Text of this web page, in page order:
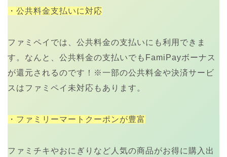
・公共料金支払いに対応
ファミペイでは、公共料金の支払いにも利用できま
す。なんと、公共料金の支払いでもFamiPayボーナス
が還元されるのです！※一部の公共料金や決済サービ
スはファミペイ未対応もあります。
・ファミリーマートクーポンが豊富
ファミチキやおにぎりなど人気の商品がお得に購入出